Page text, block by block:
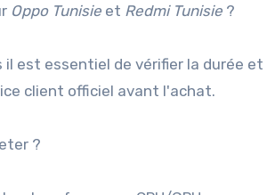
Oppo Tunisie et Redmi Tunisie ?
il est essentiel de vérifier la durée et
client officiel avant l'achat.
?